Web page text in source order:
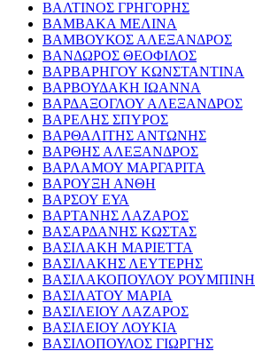
ΒΑΛΤΙΝΟΣ ΓΡΗΓΟΡΗΣ
ΒΑΜΒΑΚΑ ΜΕΛΙΝΑ
ΒΑΜΒΟΥΚΟΣ ΑΛΕΞΑΝΔΡΟΣ
ΒΑΝΔΩΡΟΣ ΘΕΟΦΙΛΟΣ
ΒΑΡΒΑΡΗΓΟΥ ΚΩΝΣΤΑΝΤΙΝΑ
ΒΑΡΒΟΥΔΑΚΗ ΙΩΑΝΝΑ
ΒΑΡΔΑΞΟΓΛΟΥ ΑΛΕΞΑΝΔΡΟΣ
ΒΑΡΕΛΗΣ ΣΠΥΡΟΣ
ΒΑΡΘΑΛΙΤΗΣ ΑΝΤΩΝΗΣ
ΒΑΡΘΗΣ ΑΛΕΞΑΝΔΡΟΣ
ΒΑΡΛΑΜΟΥ ΜΑΡΓΑΡΙΤΑ
ΒΑΡΟΥΞΗ ΑΝΘΗ
ΒΑΡΣΟΥ ΕΥΑ
ΒΑΡΤΑΝΗΣ ΛΑΖΑΡΟΣ
ΒΑΣΑΡΔΑΝΗΣ ΚΩΣΤΑΣ
ΒΑΣΙΛΑΚΗ ΜΑΡΙΕΤΤΑ
ΒΑΣΙΛΑΚΗΣ ΛΕΥΤΕΡΗΣ
ΒΑΣΙΛΑΚΟΠΟΥΛΟΥ ΡΟΥΜΠΙΝΗ
ΒΑΣΙΛΑΤΟΥ ΜΑΡΙΑ
ΒΑΣΙΛΕΙΟΥ ΛΑΖΑΡΟΣ
ΒΑΣΙΛΕΙΟΥ ΛΟΥΚΙΑ
ΒΑΣΙΛΟΠΟΥΛΟΣ ΓΙΩΡΓΗΣ